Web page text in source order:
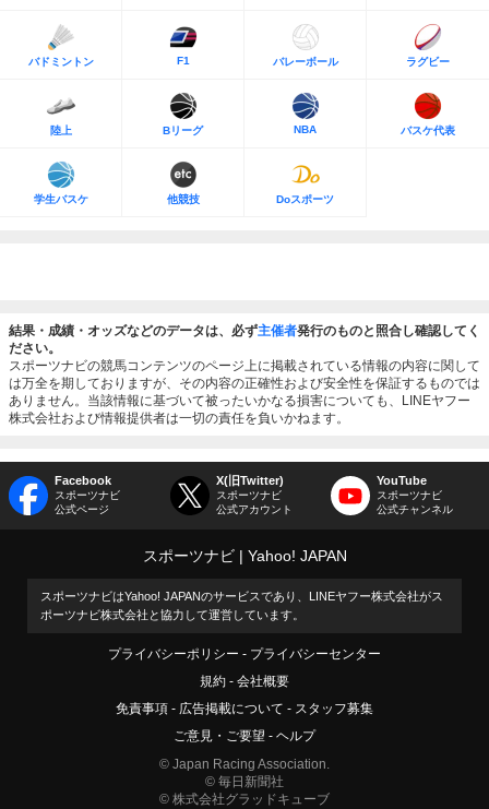
バドミントン F1 バレーボール ラグビー
陸上 Bリーグ NBA バスケ代表
学生バスケ 他競技 Doスポーツ
結果・成績・オッズなどのデータは、必ず主催者発行のものと照合し確認してく
ださい。
スポーツナビの競馬コンテンツのページ上に掲載されている情報の内容に関して
は万全を期しておりますが、その内容の正確性および安全性を保証するものでは
ありません。当該情報に基づいて被ったいかなる損害についても、LINEヤフー
株式会社および情報提供者は一切の責任を負いかねます。
Facebook
スポーツナビ
公式ページ
X(旧Twitter)
スポーツナビ
公式アカウント
YouTube
スポーツナビ
公式チャンネル
スポーツナビ Yahoo! JAPAN
スポーツナビはYahoo! JAPANのサービスであり、LINEヤフー株式会社がス
ポーツナビ株式会社と協力して運営しています。
プライバシーポリシー
プライバシーセンター
規約
会社概要
免責事項
広告掲載について
スタッフ募集
ご意見・ご要望
ヘルプ
© Japan Racing Association.
© 毎日新聞社
© 株式会社グラッドキューブ